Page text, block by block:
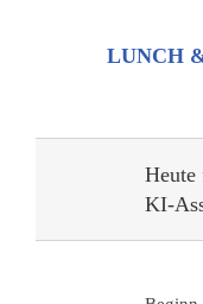
LUNCH
Heute
KI-